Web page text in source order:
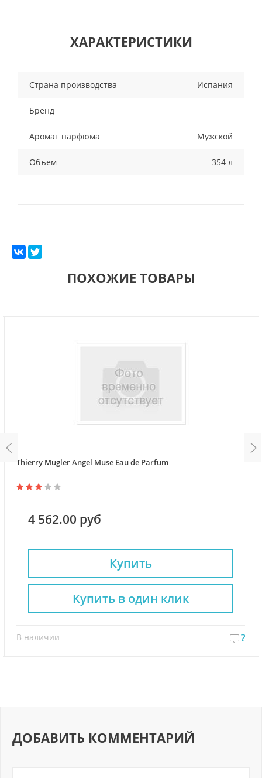
ХАРАКТЕРИСТИКИ
Страна производства Испания
Бренд
Аромат парфюма Мужской
Объем 354 л
ПОХОЖИЕ ТОВАРЫ
Thierry Mugler Angel Muse Eau de Parfum
4 562.00 руб
Купить
В наличии ?
Купить в один клик
ДОБАВИТЬ КОММЕНТАРИЙ